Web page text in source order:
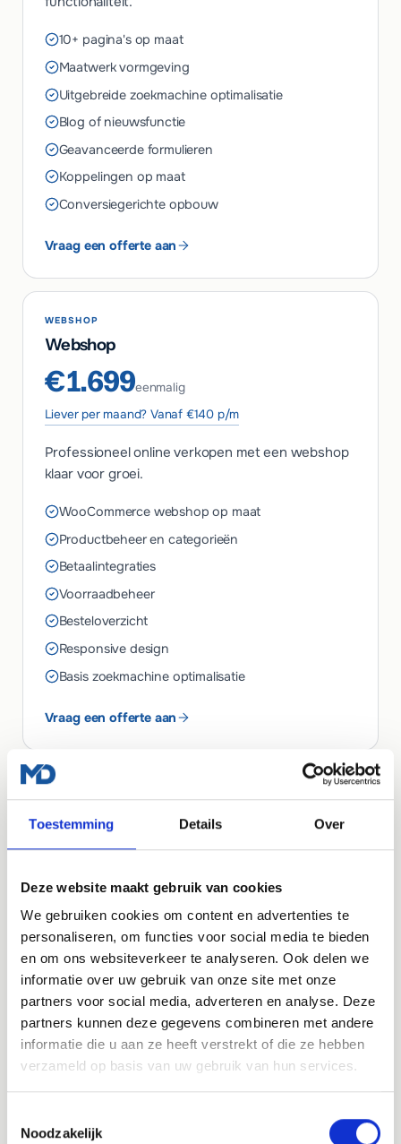
Toestemming Details Over
Deze website maakt gebruik van cookies
We gebruiken cookies om content en advertenties te
personaliseren, om functies voor social media te bieden
en om ons websiteverkeer te analyseren. Ook delen we
informatie over uw gebruik van onze site met onze
partners voor social media, adverteren en analyse. Deze
partners kunnen deze gegevens combineren met andere
informatie die u aan ze heeft verstrekt of die ze hebben
verzameld op basis van uw gebruik van hun services.
Noodzakelijk
10+ pagina's op maat
Maatwerk vormgeving
Uitgebreide zoekmachine optimalisatie
Blog of nieuwsfunctie
Geavanceerde formulieren
Koppelingen op maat
Conversiegerichte opbouw
Vraag een offerte aan
WEBSHOP
Webshop
€1.699eenmalig
Liever per maand? Vanaf €140 p/m
Professioneel online verkopen met een webshop
klaar voor groei.
WooCommerce webshop op maat
Productbeheer en categorieën
Betaalintegraties
Voorraadbeheer
Besteloverzicht
Responsive design
Basis zoekmachine optimalisatie
Vraag een offerte aan
snel en up-to-date blijft? Dan kun je ook los
kiezen voor onze managed WordPress hosting.
€35per maand, exclusief btw
Meer over hosting
INBEGREPEN
WordPress en plugin updates